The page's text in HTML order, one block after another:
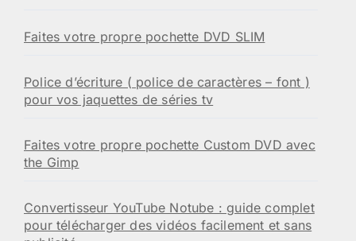
Faites votre propre pochette DVD SLIM
Police d’écriture ( police de caractères – font )
pour vos jaquettes de séries tv
Faites votre propre pochette Custom DVD avec
the Gimp
Convertisseur YouTube Notube : guide complet
pour télécharger des vidéos facilement et sans